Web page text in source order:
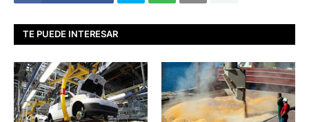
TE PUEDE INTERESAR